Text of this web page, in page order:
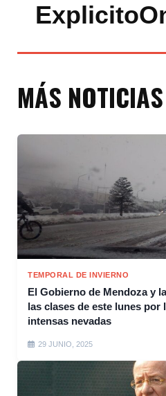
MÁS NOTICIAS
TEMPORAL DE INVIERNO
El Gobierno de Mendoza y
las clases de este lunes por
intensas nevadas
29 JUNIO, 2025